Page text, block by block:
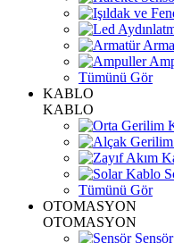
Tümünü Gör
KABLO
KABLO
Tümünü Gör
OTOMASYON
OTOMASYON
Sensör